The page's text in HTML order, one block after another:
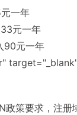
一年
元一年
90元一年
策要求，注